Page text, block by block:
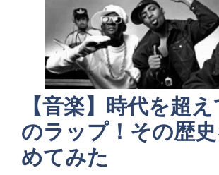
【音楽】時代を超
のラップ！その歴
めてみた